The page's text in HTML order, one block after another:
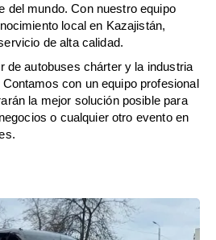
del mundo. Con nuestro equipo
local en Kazajistán,
de alta calidad.
de autobuses chárter y la industria
con un equipo profesional
la mejor solución posible para
o cualquier otro evento en